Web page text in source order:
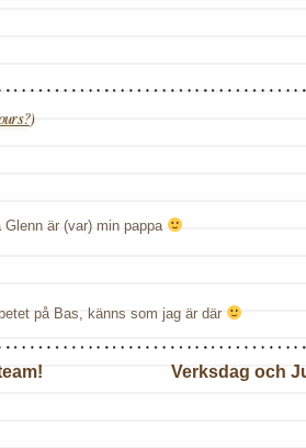
)
är (var) min pappa
på Bas, känns som jag är där
Verksdag och